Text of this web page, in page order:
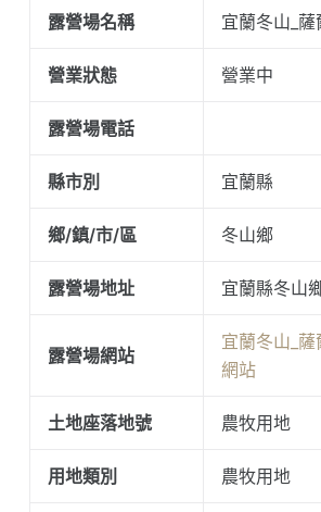
露營場名稱 宜蘭冬山_
營業狀態 營業中
露營場電話
縣市別 宜蘭縣
鄉/鎮/市/區 冬山鄉
露營場地址 宜蘭縣冬山
露營場網站
宜蘭冬山_
網站
土地座落地號 農牧用地
用地類別 農牧用地